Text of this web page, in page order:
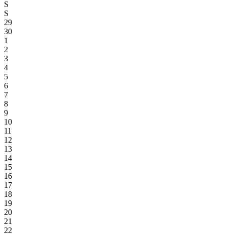
S
S
29
30
1
2
3
4
5
6
7
8
9
10
11
12
13
14
15
16
17
18
19
20
21
22